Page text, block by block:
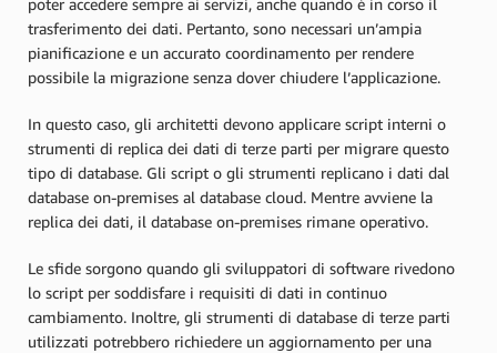
poter accedere sempre ai servizi, anche quando è in corso il
trasferimento dei dati. Pertanto, sono necessari un’ampia
pianificazione e un accurato coordinamento per rendere
possibile la migrazione senza dover chiudere l’applicazione.
In questo caso, gli architetti devono applicare script interni o
strumenti di replica dei dati di terze parti per migrare questo
tipo di database. Gli script o gli strumenti replicano i dati dal
database on-premises al database cloud. Mentre avviene la
replica dei dati, il database on-premises rimane operativo.
Le sfide sorgono quando gli sviluppatori di software rivedono
lo script per soddisfare i requisiti di dati in continuo
cambiamento. Inoltre, gli strumenti di database di terze parti
utilizzati potrebbero richiedere un aggiornamento per una